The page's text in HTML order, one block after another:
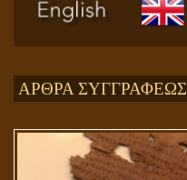
ΑΡΘΡΑ ΣΥΓΓΡΑΦΕΩΣ